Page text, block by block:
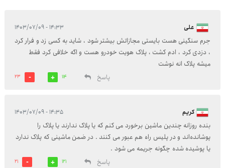
علی ۱۴:۳۳ - ۱۴۰۳/۰۷/۰۹
جرم سنگینی هست بایستی مجازاتش بیشتر شود ، شاید به کسی زد و فرار کرد
، دزدی کرد ، ادم کشت ، پلاک هویت خودرو هست و اگه خلافی کرد فقط
میشه پلاک انه نوشت
پاسخ
114
23
کریم ۱۴:۳۵ - ۱۴۰۳/۰۷/۰۹
بنده روزانه چندین ماشین برخورد می کنم که یا پلاک ندارند یا پلاک را
پوشانده‌اند و در پلیس راه هم عبور می کنند . در ضمن ماشینی که پلاک ندارد
یا پوشیده شده چگونه جریمه می شود .
پاسخ
121
21